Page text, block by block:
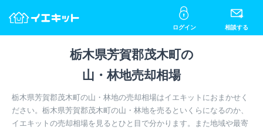
ログイン 相談する
栃木県芳賀郡茂木町の
山・林地売却相場
栃木県芳賀郡茂木町の山・林地の売却相場はイエキットにおまかせく
ださい。栃木県芳賀郡茂木町の山・林地を売るといくらになるのか、
イエキットの売却相場を見るとひと目で分かります。また地域や最寄